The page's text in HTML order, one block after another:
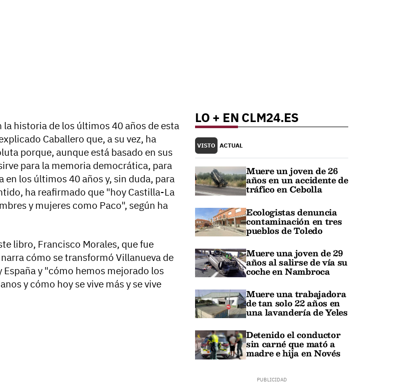
historia de los últimos 40 años de esta
Caballero que, a su vez, ha
porque, aunque está basado en sus
para la memoria democrática, para
los últimos 40 años y, sin duda, para
ha reafirmado que "hoy Castilla-La
y mujeres como Paco", según ha
libro, Francisco Morales, que fue
cómo se transformó Villanueva de
y "cómo hemos mejorado los
y cómo hoy se vive más y se vive
LO + EN CLM24.ES
VISTO ACTUAL
Muere un joven de 26
años en un accidente de
tráfico en Cebolla
Ecologistas denuncia
contaminación en tres
pueblos de Toledo
Muere una joven de 29
años al salirse de vía su
coche en Nambroca
Muere una trabajadora
de tan solo 22 años en
una lavandería de Yeles
Detenido el conductor
sin carné que mató a
madre e hija en Novés